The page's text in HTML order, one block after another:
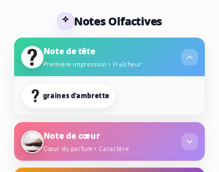
Notes Olfactives
Note de tête
Première impression • Fraîcheur
graines d'ambrette
Note de cœur
Cœur du parfum • Caractère